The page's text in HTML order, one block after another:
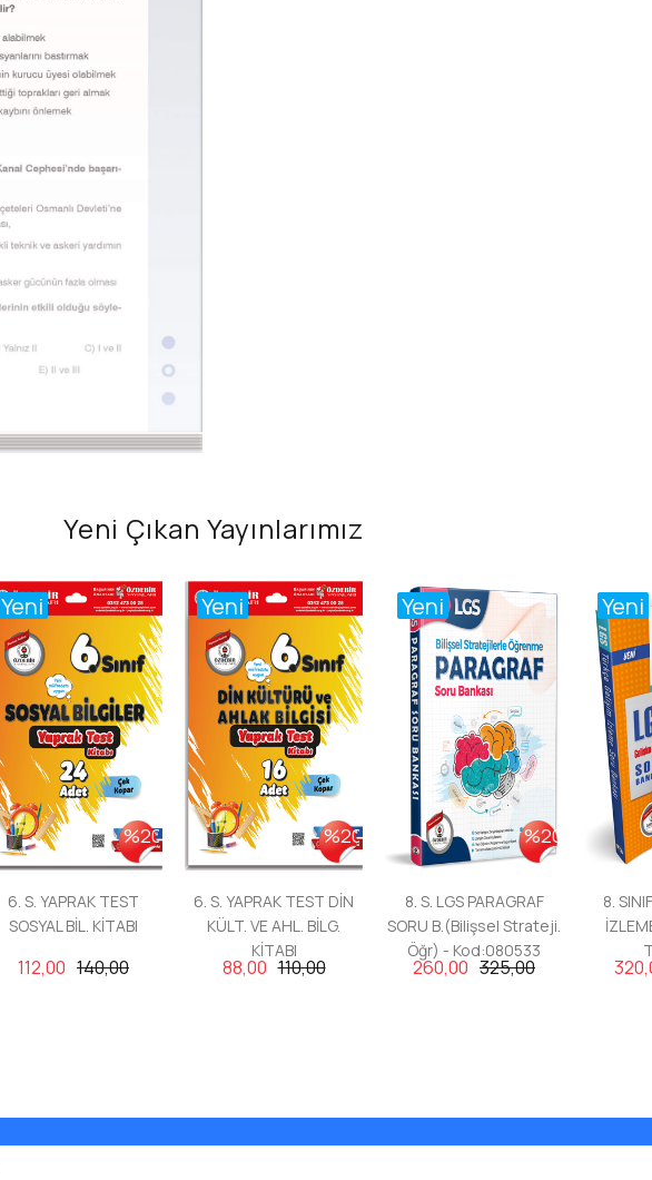
Yeni Çıkan Yayınlarımız
%20
Yeni
6. S. YAPRAK TEST
SOSYAL BİL. KİTABI
112,00 140,00
%20
Yeni
6. S. YAPRAK TEST DİN
KÜLT. VE AHL. BİLG.
KİTABI
88,00 110,00
%20
Yeni
8. S. LGS PARAGRAF
SORU B.(Bilişsel Strateji.
Öğr) - Kod:080533
260,00 325,00
Yeni
8.